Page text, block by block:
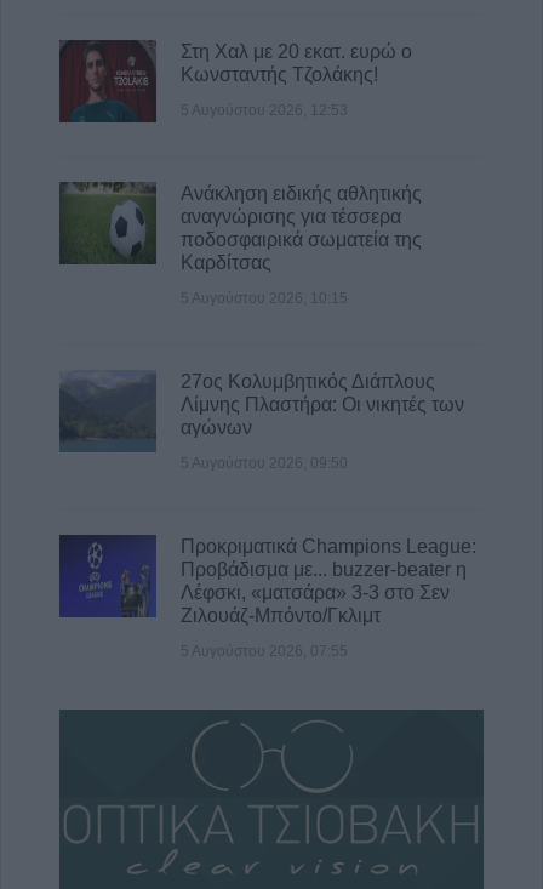
Στη Χαλ με 20 εκατ. ευρώ ο
Κωνσταντής Τζολάκης!
5 Αυγούστου 2026, 12:53
Ανάκληση ειδικής αθλητικής
αναγνώρισης για τέσσερα
ποδοσφαιρικά σωματεία της
Καρδίτσας
5 Αυγούστου 2026, 10:15
27ος Κολυμβητικός Διάπλους
Λίμνης Πλαστήρα: Οι νικητές των
αγώνων
5 Αυγούστου 2026, 09:50
Προκριματικά Champions League:
Προβάδισμα με... buzzer-beater η
Λέφσκι, «ματσάρα» 3-3 στο Σεν
Ζιλουάζ-Μπόντο/Γκλιμτ
5 Αυγούστου 2026, 07:55